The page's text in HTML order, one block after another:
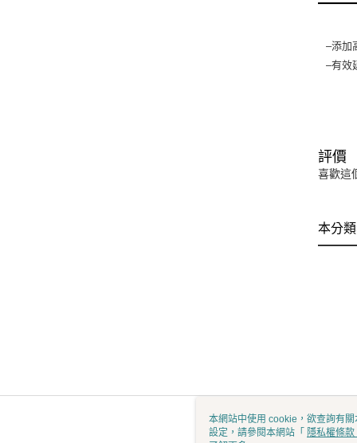
–添加
–有效
評價
喜歡這
本分
本網站中使用 cookie，欲查詢有
設定，請參閱本網站「 隱私權條款